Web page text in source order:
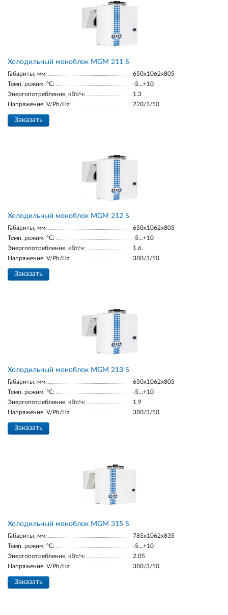
Холодильный моноблок MGM 211 S
Габариты, мм:
650x1062x805
Темп. режим, °С:
-5...+10
Энергопотребление, кВт/ч:
1.3
Напряжение, V/Ph/Hz:
220/1/50
Заказать
Холодильный моноблок MGM 212 S
Габариты, мм:
650x1062x805
Темп. режим, °С:
-5...+10
Энергопотребление, кВт/ч:
1.6
Напряжение, V/Ph/Hz:
380/3/50
Заказать
Холодильный моноблок MGM 213 S
Габариты, мм:
650x1062x805
Темп. режим, °С:
-5...+10
Энергопотребление, кВт/ч:
1.9
Напряжение, V/Ph/Hz:
380/3/50
Заказать
Холодильный моноблок MGM 315 S
Габариты, мм:
785x1062x835
Темп. режим, °С:
-5...+10
Энергопотребление, кВт/ч:
2.05
Напряжение, V/Ph/Hz:
380/3/50
Заказать